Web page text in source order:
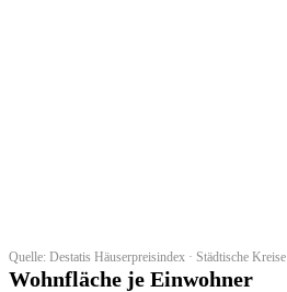
Quelle: Destatis Häuserpreisindex · Städtische Kreise
Wohnfläche je Einwohner